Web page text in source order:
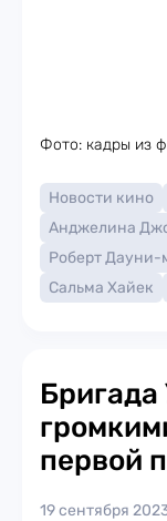
Фото: кадры из
Новости кино
Анджелина
Роберт
Сальма Хайек
первой
19 сентября